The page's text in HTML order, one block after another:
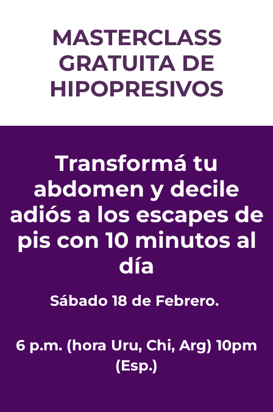
MASTERCLASS
GRATUITA DE
HIPOPRESIVOS
Transformá tu
abdomen y decile
adiós a los escapes de
pis con 10 minutos al
día
Sábado 18 de Febrero.
6 p.m. (hora Uru, Chi, Arg) 10pm
(Esp.)